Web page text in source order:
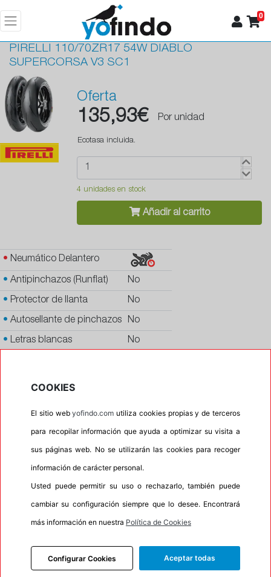
0
PIRELLI 110/70ZR17 54W DIABLO
SUPERCORSA V3 SC1
Oferta
135,93€ Por unidad
Ecotasa incluida.
4 unidades en stock
Añadir al carrito
• Neumático Delantero
• Antipinchazos (Runflat) No
• Protector de llanta No
• Autosellante de pinchazos No
• Letras blancas No
Oportunidad
DESCRIPCIÓN
COOKIES
El sitio webyofindo.com utiliza cookies propias y de terceros
para recopilar información que ayuda a optimizar su visita a
sus páginas web. No se utilizarán las cookies para recoger
información de carácter personal.
Usted puede permitir su uso o rechazarlo, también puede
cambiar su configuración siempre que lo desee. Encontrará
más información en nuestra Política de Cookies
Configurar Cookies Aceptar todas